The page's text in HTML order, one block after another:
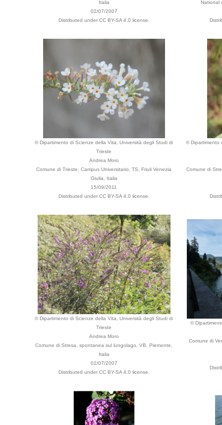
Italia
02/07/2007
Distributed under CC BY-SA 4.0 license.
National
© Dipartimento di Scienze della Vita, Università degli Studi di
Trieste
Andrea Moro
Comune di Trieste, Campus Universitario, TS, Friuli Venezia
Giulia, Italia
15/09/2011
Distributed under CC BY-SA 4.0 license.
© Dipartimento
Comune di
© Dipartimento di Scienze della Vita, Università degli Studi di
Trieste
Andrea Moro
Comune di Stresa, spontanea sul lungolago, VB, Piemonte,
Italia
02/07/2007
Distributed under CC BY-SA 4.0 license.
©
Comune di